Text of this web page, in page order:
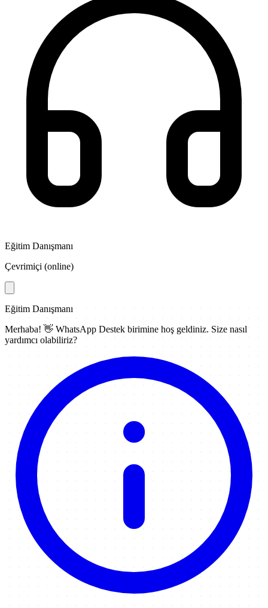
Eğitim Danışmanı
Çevrimiçi (online)
Eğitim Danışmanı
Merhaba! 👋 WhatsApp Destek birimine hoş geldiniz. Size nasıl
yardımcı olabiliriz?